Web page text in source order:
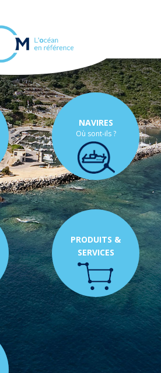
navigation
NAVIRES
Où sont-ils ?
PRODUITS &
SERVICES